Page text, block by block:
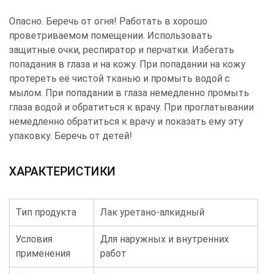
Опасно. Беречь от огня! Работать в хорошо
проветриваемом помещении. Использовать
защитные очки, респиратор и перчатки. Избегать
попадания в глаза и на кожу. При попадании на кожу
протереть её чистой тканью и промыть водой с
мылом. При попадании в глаза немедленно промыть
глаза водой и обратиться к врачу. При проглатывании
немедленно обратиться к врачу и показать ему эту
упаковку. Беречь от детей!
ХАРАКТЕРИСТИКИ
Тип продукта Лак уретано-алкидный
Условия
применения
Для наружных и внутренних
работ